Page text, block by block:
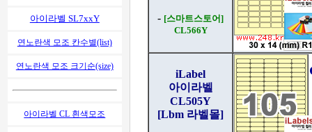
아이라벨 SL7xxY
연노란색 모조 칸수별(list)
연노란색 모조 크기순(size)
아이라벨 CL 흰색모조
- [스마트스토어]
CL566Y
iLabel
아이라벨
CL505Y
[Lbm 라벨몰]